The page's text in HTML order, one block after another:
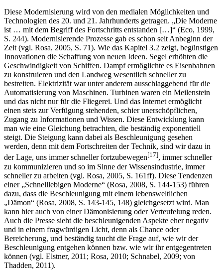
Alternativen zu geben scheint“ (Schefold, 2009, S. 89).
Diese Modernisierung wird von den medialen Möglichkeiten und
Technologien des 20. und 21. Jahrhunderts getragen. „Die Moderne
ist … mit dem Begriff des Fortschritts entstanden […]“ (Eco, 1999,
S. 244). Modernisierende Prozesse gab es schon seit Anbeginn der
Zeit (vgl. Rosa, 2005, S. 71). Wie das Kapitel 3.2 zeigt, begünstigen
Innovationen die Schaffung von neuen Ideen. Segel erhöhten die
Geschwindigkeit von Schiffen. Dampf ermöglichte es Eisenbahnen
zu konstruieren und den Landweg wesentlich schneller zu
bestreiten. Elektrizität war unter anderem ausschlaggebend für die
Automatisierung von Maschinen. Turbinen waren ein Meilenstein
und das nicht nur für die Fliegerei. Und das Internet ermöglicht
einen stets zur Verfügung stehenden, schier unerschöpflichen,
Zugang zu Informationen und Wissen. Diese Entwicklung kann
man wie eine Gleichung betrachten, die beständig exponentiell
steigt. Die Steigung kann dabei als Beschleunigung gesehen
werden, denn mit dem Fortschreiten der Technik, sind wir dazu in
der Lage, uns immer schneller fortzubewegen[17] , immer schneller
zu kommunizieren und so im Sinne der Wissensindustrie, immer
schneller zu arbeiten (vgl. Rosa, 2005, S. 161ff). Diese Tendenzen
einer „Schnelllebigen Moderne“ (Rosa, 2008, S. 144-153) führen
dazu, dass die Beschleunigung mit einem lebensweltlichen
„Dämon“ (Rosa, 2008, S. 143-145, 148) gleichgesetzt wird. Man
kann hier auch von einer Dämonisierung oder Verteufelung reden.
Auch die Presse sieht die beschleunigenden Aspekte eher negativ
und in einem fragwürdigen Licht, denn als Chance oder
Bereicherung, und beständig taucht die Frage auf, wie wir der
Beschleunigung entgehen können bzw. wie wir ihr entgegentreten